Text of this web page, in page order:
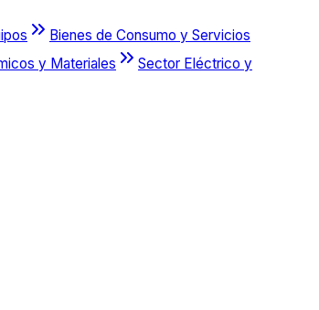
Bienes de Consumo y Servicios
y Materiales
Sector Eléctrico y